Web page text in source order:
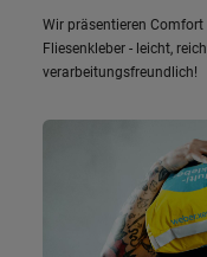
Wir präsentieren Comfort
Fliesenkleber - leicht,
verarbeitungsfreundlich!